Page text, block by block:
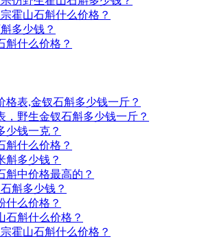
宗霍山石斛什么价格？
多少钱？
斛什么价格？
格表,金钗石斛多少钱一斤？
，野生金钗石斛多少钱一斤？
少钱一克？
斛什么价格？
斛多少钱？
斛中价格最高的？
斛多少钱？
什么价格？
石斛什么价格？
宗霍山石斛什么价格？